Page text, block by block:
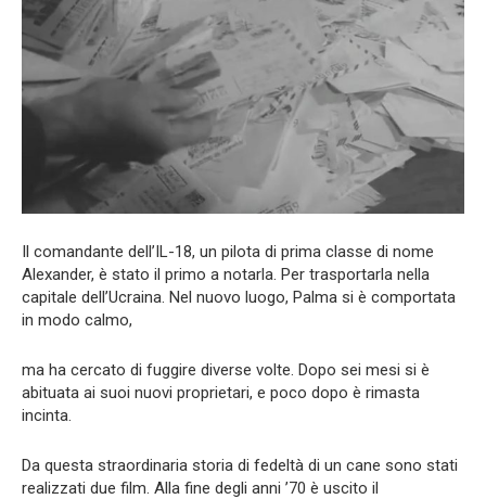
Il comandante dell’IL-18, un pilota di prima classe di nome
Alexander, è stato il primo a notarla. Per trasportarla nella
capitale dell’Ucraina. Nel nuovo luogo, Palma si è comportata
in modo calmo,
ma ha cercato di fuggire diverse volte. Dopo sei mesi si è
abituata ai suoi nuovi proprietari, e poco dopo è rimasta
incinta.
Da questa straordinaria storia di fedeltà di un cane sono stati
realizzati due film. Alla fine degli anni ’70 è uscito il